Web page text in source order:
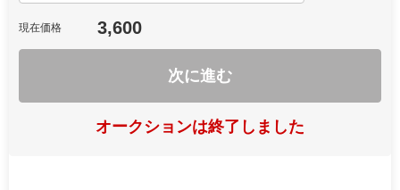
現在価格 3,600
次に進む
オークションは終了しました